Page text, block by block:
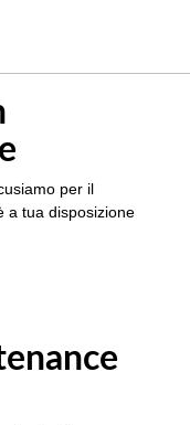
per il
a tua disposizione